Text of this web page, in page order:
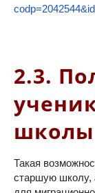
2.3.
школы
Такая
старшую школу,